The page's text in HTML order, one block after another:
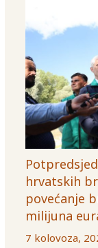
hrvatskih
povećanje
milijuna
7 kolovoza,